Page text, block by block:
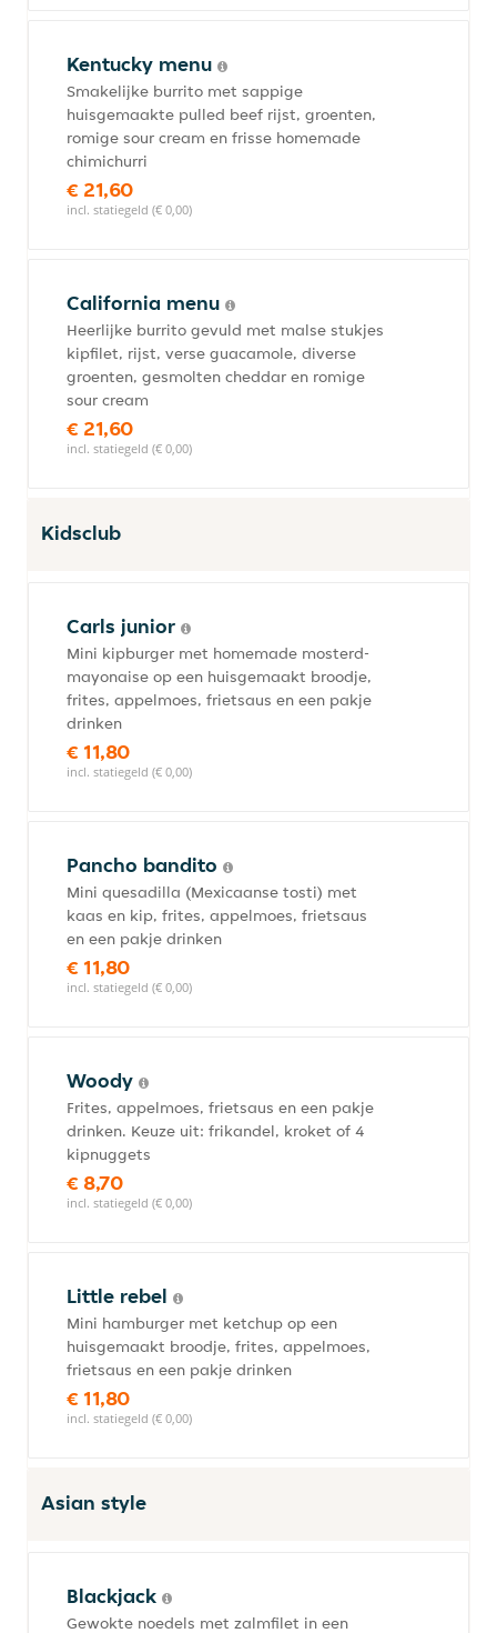
Kentucky menu
Smakelijke burrito met sappige
huisgemaakte pulled beef rijst, groenten,
romige sour cream en frisse homemade
chimichurri
€ 21,60
incl. statiegeld (€ 0,00)
California menu
Heerlijke burrito gevuld met malse stukjes
kipfilet, rijst, verse guacamole, diverse
groenten, gesmolten cheddar en romige
sour cream
€ 21,60
incl. statiegeld (€ 0,00)
Kidsclub
Carls junior
Mini kipburger met homemade mosterd-
mayonaise op een huisgemaakt broodje,
frites, appelmoes, frietsaus en een pakje
drinken
€ 11,80
incl. statiegeld (€ 0,00)
Pancho bandito
Mini quesadilla (Mexicaanse tosti) met
kaas en kip, frites, appelmoes, frietsaus
en een pakje drinken
€ 11,80
incl. statiegeld (€ 0,00)
Woody
Frites, appelmoes, frietsaus en een pakje
drinken. Keuze uit: frikandel, kroket of 4
kipnuggets
€ 8,70
incl. statiegeld (€ 0,00)
Little rebel
Mini hamburger met ketchup op een
huisgemaakt broodje, frites, appelmoes,
frietsaus en een pakje drinken
€ 11,80
incl. statiegeld (€ 0,00)
Asian style
Blackjack
Gewokte noedels met zalmfilet in een